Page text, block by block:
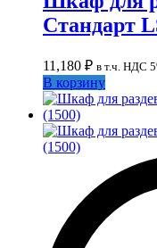
Стандарт
11,180 ₽ в т.ч. НДС
В корзину